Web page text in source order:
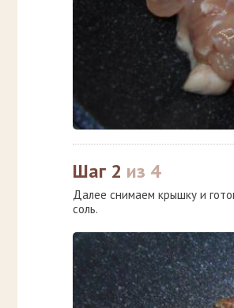
Шаг 2 из 4
Далее снимаем крышку и
соль.